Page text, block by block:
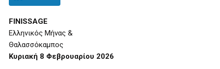
FINISSAGE
Ελληνικός Μήνας &
Θαλασσόκαμπος
Κυριακή 8 Φεβρουαρίου 2026